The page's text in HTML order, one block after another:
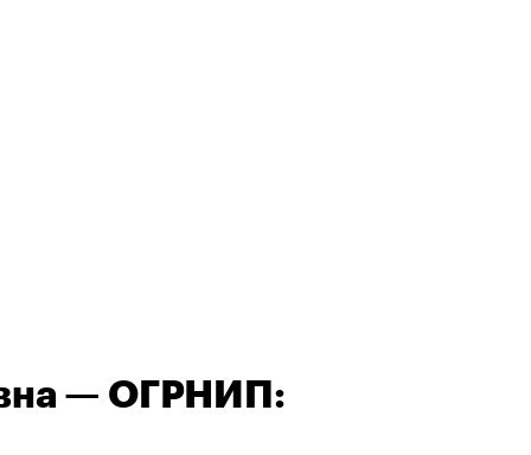
— ОГРНИП: